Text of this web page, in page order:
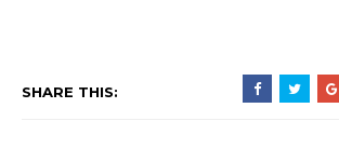
SHARE THIS: